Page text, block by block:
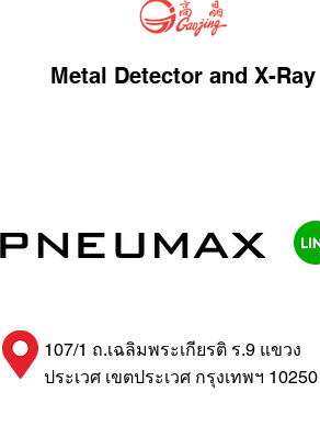
Metal Detector and X-Ray
107/1 ถ.เฉลิมพระเกียรติ ร.9 แขวง
ประเวศ เขตประเวศ กรุงเทพฯ 10250